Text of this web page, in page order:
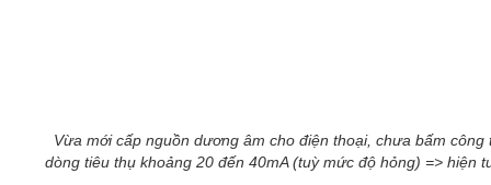
Vừa mới cấp nguồn dương âm cho điện thoại, chưa bấm công
dòng tiêu thụ khoảng 20 đến 40mA (tuỳ mức độ hỏng) => hiện